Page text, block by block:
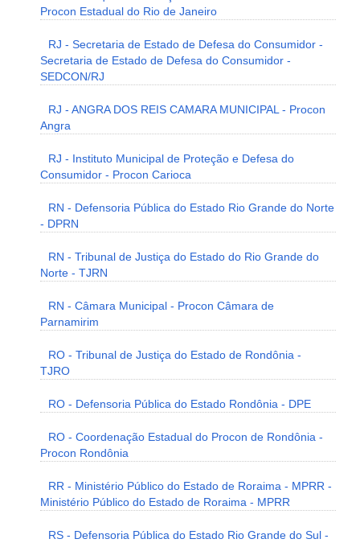
Procon Estadual do Rio de Janeiro
RJ - Secretaria de Estado de Defesa do Consumidor -
Secretaria de Estado de Defesa do Consumidor -
SEDCON/RJ
RJ - ANGRA DOS REIS CAMARA MUNICIPAL - Procon
Angra
RJ - Instituto Municipal de Proteção e Defesa do
Consumidor - Procon Carioca
RN - Defensoria Pública do Estado Rio Grande do Norte
- DPRN
RN - Tribunal de Justiça do Estado do Rio Grande do
Norte - TJRN
RN - Câmara Municipal - Procon Câmara de
Parnamirim
RO - Tribunal de Justiça do Estado de Rondônia -
TJRO
RO - Defensoria Pública do Estado Rondônia - DPE
RO - Coordenação Estadual do Procon de Rondônia -
Procon Rondônia
RR - Ministério Público do Estado de Roraima - MPRR -
Ministério Público do Estado de Roraima - MPRR
RS - Defensoria Pública do Estado Rio Grande do Sul -